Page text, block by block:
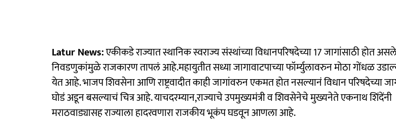
Latur News:एकीकडे राज्यात स्थानिक स्वराज्य संस्थांच्या विधानपरिषदेच्या 17 जागांसाठी होत
निवडणुकांमुळे राजकारण तापलं आहे.महायुतीत सध्या जागावाटपाच्या फॉर्म्युलावरुन मोठा गोंधळ
येत आहे. भाजप शिवसेना आणि राष्ट्रवादीत काही जागांवरुन एकमत होत नसल्यानं विधान परिषदेच्या
घोडं अडून बसल्याचं चित्र आहे. याचदरम्यान,राज्याचे उपमुख्यमंत्री व शिवसेनेचे मुख्यनेते एकनाथ शिंदेंनी
मराठवाड्यासह राज्याला हादरवणारा राजकीय भूकंप घडवून आणला आहे.